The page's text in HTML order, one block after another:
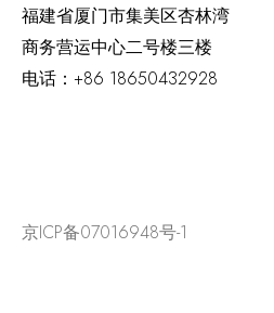
福建省厦门市集美区杏林湾
商务营运中心二号楼三楼
电话： +86 18650432928
京ICP备07016948号-1